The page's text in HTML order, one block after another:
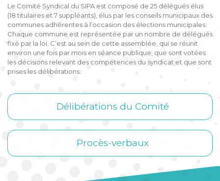
Le Comité Syndical du SIPA est composé de 25 délégués élus
(18 titulaires et 7 suppléants), élus par les conseils municipaux des
communes adhérentes à l’occasion des élections municipales.
Chaque commune est représentée par un nombre de délégués
fixé par la loi. C’est au sein de cette assemblée, qui se réunit
environ une fois par mois en séance publique, que sont votées
les décisions relevant des compétences du syndicat et que sont
prises les délibérations.
Délibérations du Comité
Procès-verbaux